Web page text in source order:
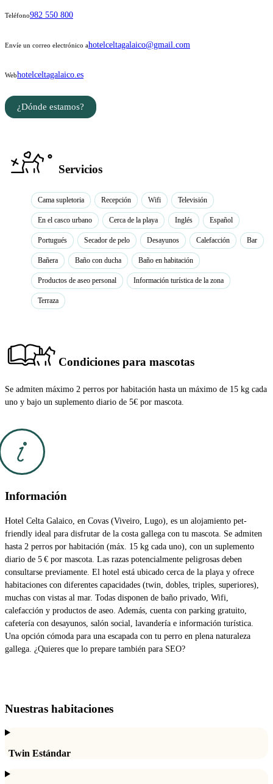
Teléfono982 550 800
Envíe un correo electrónico ahotelceltagalaico@gmail.com
Webhotelceltagalaico.es
¿Dónde estamos?
Servicios
Cama supletoria Recepción Wifi Televisión
En el casco urbano Cerca de la playa Inglés Español
Portugués Secador de pelo Desayunos Calefacción Bar
Bañera Baño con ducha Baño en habitación
Productos de aseo personal Información turística de la zona
Terraza
Condiciones para mascotas
Se admiten máximo 2 perros por habitación hasta un máximo de 15 kg cada
uno y bajo un suplemento diario de 5€ por mascota.
Información
Hotel Celta Galaico, en Covas (Viveiro, Lugo), es un alojamiento pet-
friendly ideal para disfrutar de la costa gallega con tu mascota. Se admiten
hasta 2 perros por habitación (máx. 15 kg cada uno), con un suplemento
diario de 5 € por mascota. Las razas potencialmente peligrosas deben
consultarse previamente. El hotel está ubicado cerca de la playa y ofrece
habitaciones con diferentes capacidades (twin, dobles, triples, superiores),
muchas con vistas al mar. Todas disponen de baño privado, Wifi,
calefacción y productos de aseo. Además, cuenta con parking gratuito,
cafetería con desayunos, salón social, lavandería e información turística.
Una opción cómoda para una escapada con tu perro en plena naturaleza
gallega. ¿Quieres que lo prepare también para SEO?
Nuestras habitaciones
Twin Estándar